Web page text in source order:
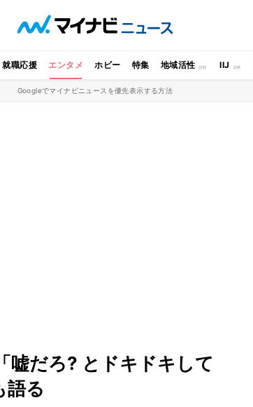
就職応援 エンタメ ホビー 特集 地域活性 IIJ
Googleでマイナビニュースを優先表示する方法
嘘だろ? とドキドキして
語る